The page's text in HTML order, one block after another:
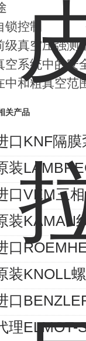
控制
真空压强测
系统中的安
和粗真空范
关产品
口KNF隔
装
口VEM三
装KAMAN
口
装KNOLL
口
理ELMOT-